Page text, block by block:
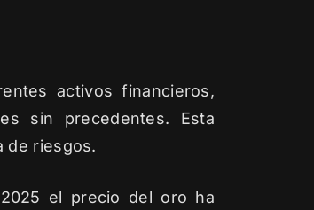
activos financieros,
sin precedentes. Esta
de riesgos.
el precio del oro ha